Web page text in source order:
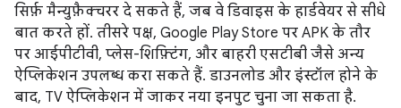
सिर्फ़ मैन्युफ़ैक्चरर दे सकते हैं, जब वे डिवाइस के हार्डवेयर से सीधे
बात करते हों. तीसरे पक्ष, Google Play Store पर APK के तौर
पर आईपीटीवी, प्लेस-शिफ़्टिंग, और बाहरी एसटीबी जैसे अन्य
ऐप्लिकेशन उपलब्ध करा सकते हैं. डाउनलोड और इंस्टॉल होने के
बाद, TV ऐप्लिकेशन में जाकर नया इनपुट चुना जा सकता है.